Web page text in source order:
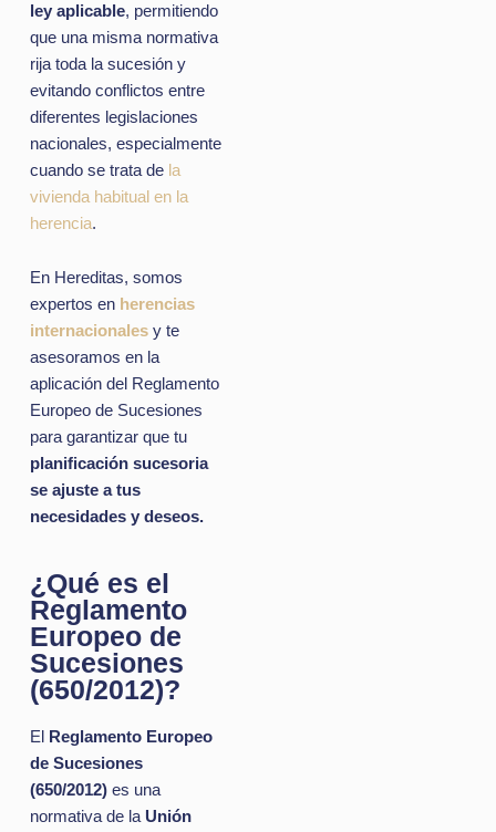
ley aplicable, permitiendo
que una misma normativa
rija toda la sucesión y
evitando conflictos entre
diferentes legislaciones
nacionales, especialmente
cuando se trata de la
vivienda habitual en la
herencia.
En Hereditas, somos
expertos en herencias
internacionales y te
asesoramos en la
aplicación del Reglamento
Europeo de Sucesiones
para garantizar que tu
planificación sucesoria
se ajuste a tus
necesidades y deseos.
¿Qué es el
Reglamento
Europeo de
Sucesiones
(650/2012)?
El
Reglamento Europeo
de Sucesiones
(650/2012)es una
normativa de la Unión